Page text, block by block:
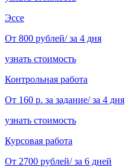
Эссе
От 800 рублей/ за 4 дня
узнать стоимость
Контрольная работа
От 160 р. за задание/ за 4 дня
узнать стоимость
Курсовая работа
От 2700 рублей/ за 6 дней